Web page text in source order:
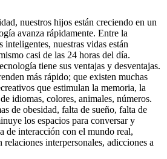
nuestros hijos están creciendo en un
avanza rápidamente. Entre la
nuestras vidas están
casi de las 24 horas del día.
tiene sus ventajas y desventajas.
más rápido; que existen muchas
que estimulan la memoria, la
idiomas, colores, animales, números.
de obesidad, falta de sueño, falta de
los espacios para conversar y
de interacción con el mundo real,
relaciones interpersonales, adicciones a